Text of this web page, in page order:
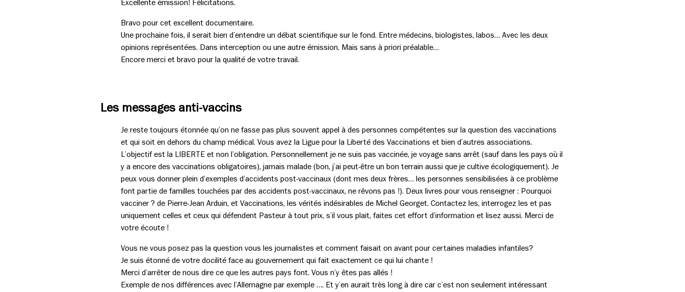
Excellente émission! Félicitations.
Bravo pour cet excellent documentaire.
Une prochaine fois, il serait bien d’entendre un débat scientifique sur le fond. Entre médecins, biologistes, labos… Avec les deux
opinions représentées. Dans interception ou une autre émission. Mais sans à priori préalable…
Encore merci et bravo pour la qualité de votre travail.
Les messages anti-vaccins
Je reste toujours étonnée qu’on ne fasse pas plus souvent appel à des personnes compétentes sur la question des vaccinations
et qui soit en dehors du champ médical. Vous avez la Ligue pour la Liberté des Vaccinations et bien d’autres associations.
L’objectif est la LIBERTE et non l’obligation. Personnellement je ne suis pas vaccinée, je voyage sans arrêt (sauf dans les pays où il
y a encore des vaccinations obligatoires), jamais malade (bon, j’ai peut-être un bon terrain aussi que je cultive écologiquement). Je
peux vous donner plein d’exemples d’accidents post-vaccinaux (dont mes deux frères… les personnes sensibilisées à ce problème
font partie de familles touchées par des accidents post-vaccinaux, ne rêvons pas !). Deux livres pour vous renseigner : Pourquoi
vacciner ? de Pierre-Jean Arduin, et Vaccinations, les vérités indésirables de Michel Georget. Contactez les, interrogez les et pas
uniquement celles et ceux qui défendent Pasteur à tout prix, s’il vous plait, faites cet effort d’information et lisez aussi. Merci de
votre écoute !
Vous ne vous posez pas la question vous les journalistes et comment faisait on avant pour certaines maladies infantiles?
Je suis étonné de votre docilité face au gouvernement qui fait exactement ce qui lui chante !
Merci d’arrêter de nous dire ce que les autres pays font. Vous n’y êtes pas allés !
Exemple de nos différences avec l’Allemagne par exemple …. Et y’en aurait très long à dire car c’est non seulement intéressant